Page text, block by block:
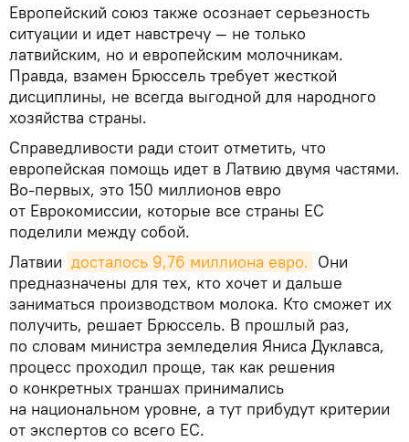
Европейский союз также осознает серьезность
ситуации и идет навстречу — не только
латвийским, но и европейским молочникам.
Правда, взамен Брюссель требует жесткой
дисциплины, не всегда выгодной для народного
хозяйства страны.
Справедливости ради стоит отметить, что
европейская помощь идет в Латвию двумя частями.
Во-первых, это 150 миллионов евро
от Еврокомиссии, которые все страны ЕС
поделили между собой.
Латвии досталось 9,76 миллиона евро. Они
предназначены для тех, кто хочет и дальше
заниматься производством молока. Кто сможет их
получить, решает Брюссель. В прошлый раз,
по словам министра земледелия Яниса Дуклавса,
процесс проходил проще, так как решения
о конкретных траншах принимались
на национальном уровне, а тут прибудут критерии
от экспертов со всего ЕС.